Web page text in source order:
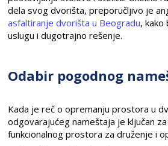
dela svog dvorišta, preporučljivo je
asfaltiranje dvorišta u Beogradu, kako
uslugu i dugotrajno rešenje.
Odabir pogodnog
Kada je reč o opremanju prostora u
odgovarajućeg nameštaja je ključan
funkcionalnog prostora za druženje i